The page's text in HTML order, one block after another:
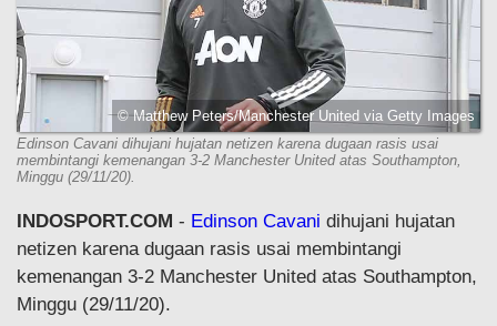
© Matthew Peters/Manchester United via Getty Images
Edinson Cavani dihujani hujatan netizen karena dugaan rasis usai
membintangi kemenangan 3-2 Manchester United atas Southampton,
Minggu (29/11/20).
INDOSPORT.COM - Edinson Cavani dihujani hujatan
netizen karena dugaan rasis usai membintangi
kemenangan 3-2 Manchester United atas Southampton,
Minggu (29/11/20).